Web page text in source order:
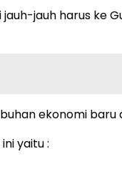
jauh harus ke
ekonomi
yaitu :